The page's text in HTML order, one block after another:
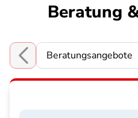
Beratung
Choose a section